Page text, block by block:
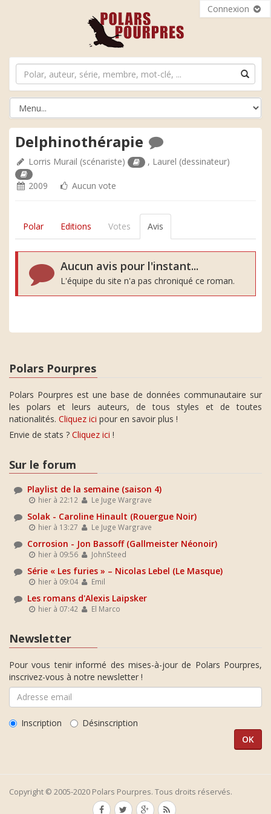
Connexion
Delphinothérapie
Lorris Murail (scénariste) , Laurel (dessinateur)
2009 Aucun vote
Polar Editions Votes Avis
Aucun avis pour l'instant...
L'équipe du site n'a pas chroniqué ce roman.
Polars Pourpres
Polars Pourpres est une base de données communautaire sur
les polars et leurs auteurs, de tous styles et de toutes
nationalités. Cliquez ici pour en savoir plus !
Envie de stats ? Cliquez ici !
Sur le forum
Playlist de la semaine (saison 4)
hier à 22:12 Le Juge Wargrave
Solak - Caroline Hinault (Rouergue Noir)
hier à 13:27 Le Juge Wargrave
Corrosion - Jon Bassoff (Gallmeister Néonoir)
hier à 09:56 JohnSteed
Série « Les furies » – Nicolas Lebel (Le Masque)
hier à 09:04 Emil
Les romans d'Alexis Laipsker
hier à 07:42 El Marco
Newsletter
Pour vous tenir informé des mises-à-jour de Polars Pourpres,
inscrivez-vous à notre newsletter !
Inscription Désinscription
Copyright © 2005-2020 Polars Pourpres. Tous droits réservés.